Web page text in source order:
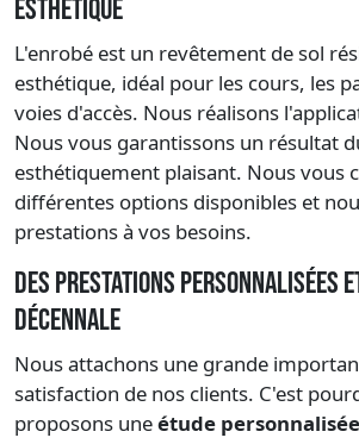
esthétique
L'enrobé est un revêtement de sol
esthétique, idéal pour les cours, les
voies d'accès. Nous réalisons
Nous vous garantissons un résultat
esthétiquement plaisant. Nous vous
différentes options disponibles et
prestations à vos besoins.
Des prestations personnalisées
décennale
Nous attachons une grande
satisfaction de nos clients. C'est
proposons uneétude